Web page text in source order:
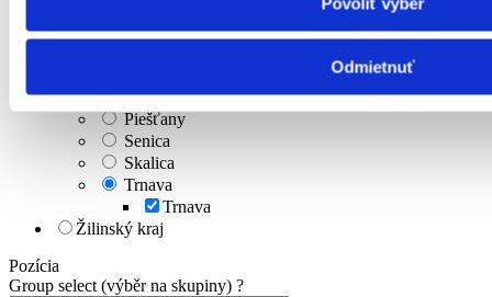
Odmietnuť
Trnavský kraj
Hlohovec
Piešťany
Senica
Skalica
Trnava
Trnava
Žilinský kraj
Pozícia
Group select (výběr na skupiny) ?